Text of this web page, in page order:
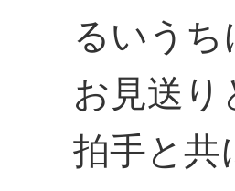
るいう
お見送り
拍手と共